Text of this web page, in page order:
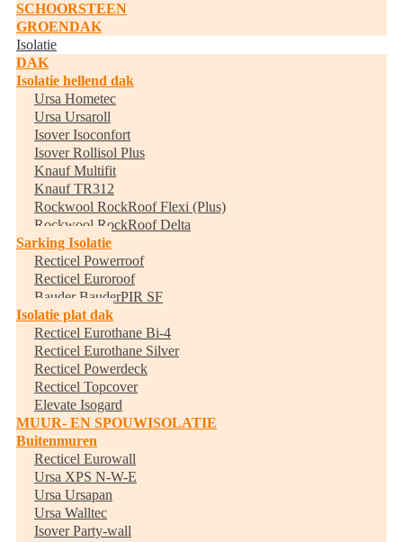
SCHOORSTEEN
GROENDAK
Isolatie
DAK
Isolatie hellend dak
Ursa Hometec
Ursa Ursaroll
Isover Isoconfort
Isover Rollisol Plus
Knauf Multifit
Knauf TR312
Rockwool RockRoof Flexi (Plus)
Rockwool RockRoof Delta
Sarking Isolatie
Recticel Powerroof
Recticel Euroroof
Bauder BauderPIR SF
Isolatie plat dak
Recticel Eurothane Bi-4
Recticel Eurothane Silver
Recticel Powerdeck
Recticel Topcover
Elevate Isogard
MUUR- EN SPOUWISOLATIE
Buitenmuren
Recticel Eurowall
Ursa XPS N-W-E
Ursa Ursapan
Ursa Walltec
Isover Party-wall